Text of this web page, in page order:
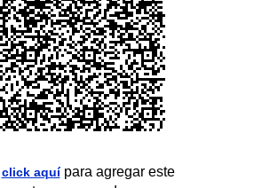
click aquípara agregar este